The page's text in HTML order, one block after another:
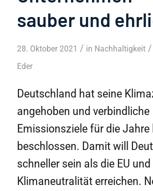
sauber und
28. Oktober 2021 / in Nachhaltigkeit /
Eder
Deutschland hat seine
angehoben und verbindliche
Emissionsziele für die Jahre
beschlossen. Damit will
schneller sein als die EU
Klimaneutralität erreichen.